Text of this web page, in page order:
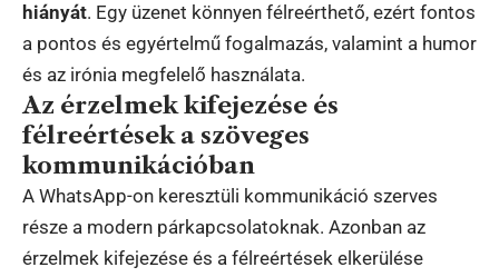
hiányát. Egy üzenet könnyen félreérthető, ezért fontos
a pontos és egyértelmű fogalmazás, valamint a humor
és az irónia megfelelő használata.
Az érzelmek kifejezése és
félreértések a szöveges
kommunikációban
A WhatsApp-on keresztüli kommunikáció szerves
része a modern párkapcsolatoknak. Azonban az
érzelmek kifejezése és a félreértések elkerülése